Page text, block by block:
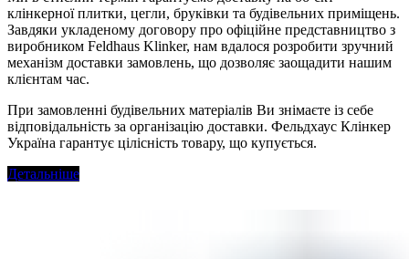
клінкерної плитки, цегли, бруківки та будівельних приміщень.
Завдяки укладеному договору про офіційне представництво з
виробником Feldhaus Klinker, нам вдалося розробити зручний
механізм доставки замовлень, що дозволяє заощадити нашим
клієнтам час.
При замовленні будівельних матеріалів Ви знімаєте із себе
відповідальність за організацію доставки. Фельдхаус Клінкер
Україна гарантує цілісність товару, що купується.
Детальніше